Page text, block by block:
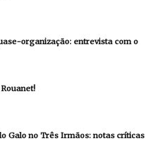
organização: entrevista com o
Galo no Três Irmãos: notas críticas